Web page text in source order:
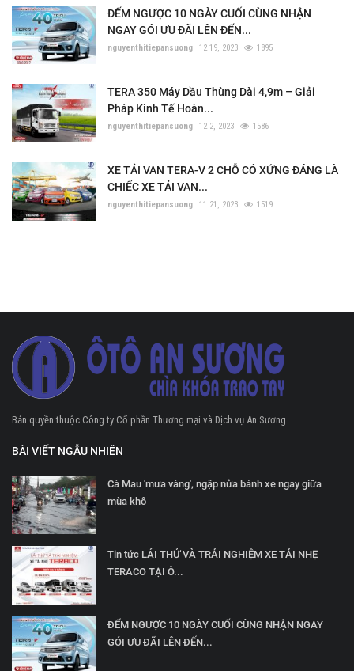
ĐẾM NGƯỢC 10 NGÀY CUỐI CÙNG NHẬN
NGAY GÓI ƯU ĐÃI LÊN ĐẾN...
nguyenthitiepansuong 12 19, 2023 1895
TERA 350 Máy Dầu Thùng Dài 4,9m – Giải
Pháp Kinh Tế Hoàn...
nguyenthitiepansuong 12 2, 2023 1586
XE TẢI VAN TERA-V 2 CHỖ CÓ XỨNG ĐÁNG LÀ
CHIẾC XE TẢI VAN...
nguyenthitiepansuong 11 21, 2023 1519
Bản quyền thuộc Công ty Cổ phần Thương mại và Dịch vụ An Sương
BÀI VIẾT NGẪU NHIÊN
Cà Mau 'mưa vàng', ngập nửa bánh xe ngay giữa
mùa khô
Tin tức LÁI THỬ VÀ TRẢI NGHIỆM XE TẢI NHẸ
TERACO TẠI Ô...
ĐẾM NGƯỢC 10 NGÀY CUỐI CÙNG NHẬN NGAY
GÓI ƯU ĐÃI LÊN ĐẾN...